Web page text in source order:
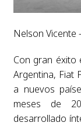
Nelson Vicente
Con gran éxito
Argentina, Fiat
a nuevos
meses de
desarrollado